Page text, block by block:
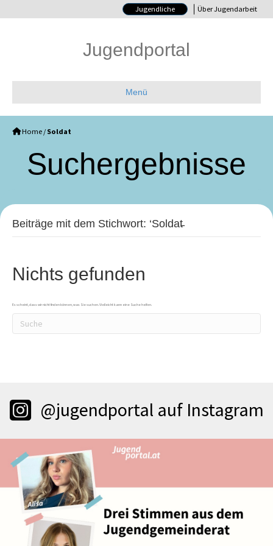
Jugendliche Über Jugendarbeit
Jugendportal
Menü
Home / Soldat
Such­ergebnisse
Beiträge mit dem Stichwort: ‘Soldat̵
Nichts gefunden
Es scheint, dass wir nicht finden können, was Sie suchen. Vielleicht kann eine Suche helfen.
@jugendportal auf Instagram